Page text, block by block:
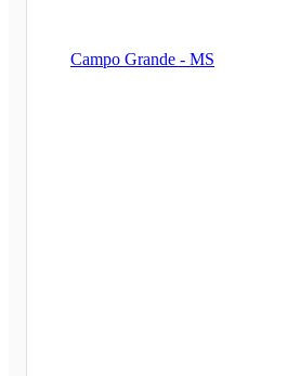
Campo Grande - MS